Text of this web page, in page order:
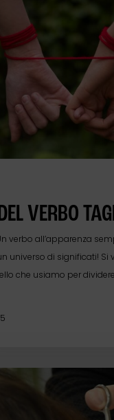
VERBO
Un verbo all’apparenza
universo di significati! Si
che usiamo per